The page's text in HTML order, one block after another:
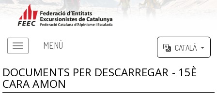
MENÚ CATALÀ
DOCUMENTS PER DESCARREGAR - 15È
CARA AMON